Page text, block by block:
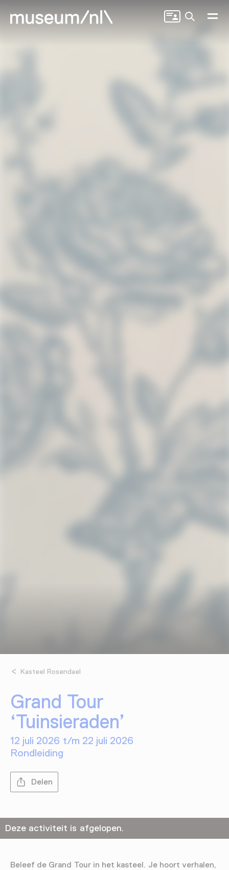
Zoeken
Kasteel Rosendael
Grand Tour
‘Tuinsieraden’
12 juli 2026 t/m 22 juli 2026
Rondleiding
Delen
Deze activiteit is afgelopen.
Beleef de Grand Tour in het kasteel. Je hoort verhalen,